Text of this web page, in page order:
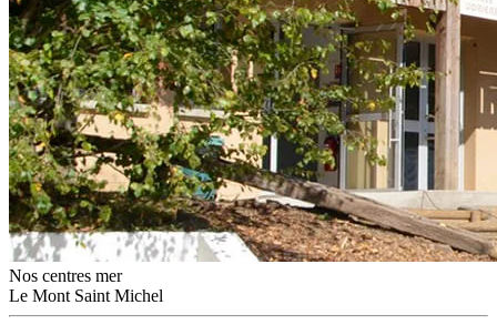
Nos centres mer
Le Mont Saint Michel